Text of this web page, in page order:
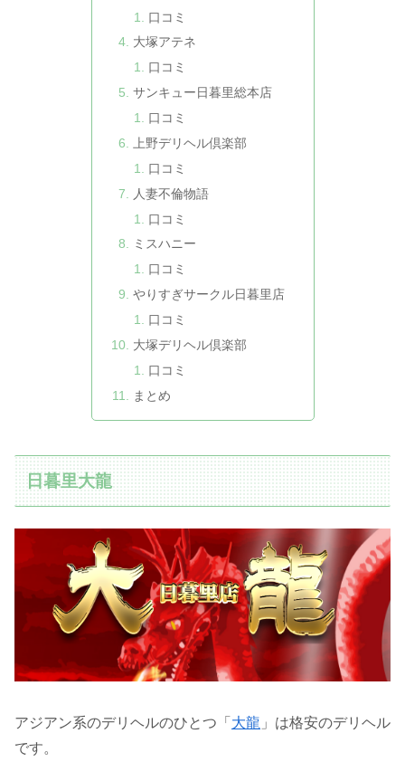
口コミ
大塚アテネ
口コミ
サンキュー日暮里総本店
口コミ
上野デリヘル倶楽部
口コミ
人妻不倫物語
口コミ
ミスハニー
口コミ
やりすぎサークル日暮里店
口コミ
大塚デリヘル倶楽部
口コミ
まとめ
日暮里大龍
アジアン系のデリヘルのひとつ「 大龍 」は格安のデリヘル
です。